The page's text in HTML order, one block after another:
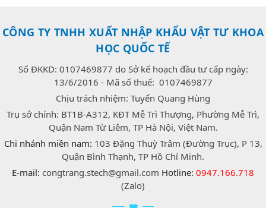
CÔNG TY TNHH XUẤT NHẬP KHẨU VẬT TƯ KHOA
HỌC QUỐC TẾ
Số ĐKKD: 0107469877 do Sở kế hoạch đầu tư cấp ngày:
13/6/2016 - Mã số thuế: 0107469877
Chịu trách nhiệm: Tuyển Quang Hùng
Trụ sở chính: BT1B-A312, KĐT Mễ Trì Thượng, Phường Mễ Trì,
Quận Nam Từ Liêm, TP Hà Nội, Việt Nam.
Chi nhánh miền nam: 103 Đặng Thuỳ Trâm (Đường Trục), P 13,
Quận Bình Thạnh, TP Hồ Chí Minh.
E-mail: congtrang.stech@gmail.com Hotline: 0947.166.718
(Zalo)